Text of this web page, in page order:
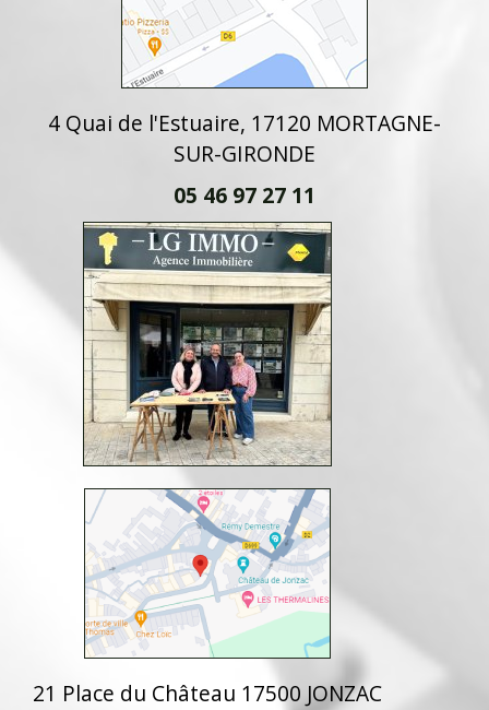
4 Quai de l'Estuaire, 17120 MORTAGNE-
SUR-GIRONDE
05 46 97 27 11
21 Place du Château 17500 JONZAC